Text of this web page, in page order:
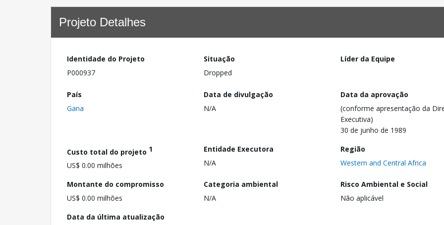
Projeto Detalhes
Identidade do Projeto
P000937
Situação
Dropped
Líder da Equipe
País
Gana
Data de divulgação
N/A
Data da aprovação
(conforme apresentação da
Executiva)
30 de junho de 1989
Custo total do projeto 1
US$ 0.00 milhões
Entidade Executora
N/A
Região
Western and Central Africa
Montante do compromisso
US$ 0.00 milhões
Categoria ambiental
N/A
Risco Ambiental e Social
Não aplicável
Data da última atualização